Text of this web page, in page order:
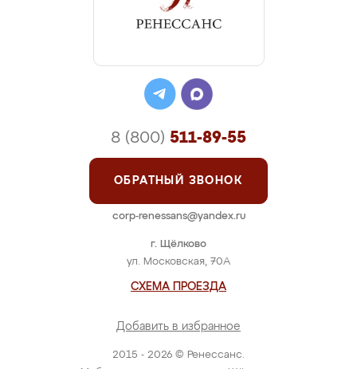
2015 - 2026 © Ренессанс.
г. Щёлково
ул. Московская, 70А
СХЕМА ПРОЕЗДА
Добавить в избранное
8 (800) 511-89-55
ОБРАТНЫЙ ЗВОНОК
corp-renessans@yandex.ru